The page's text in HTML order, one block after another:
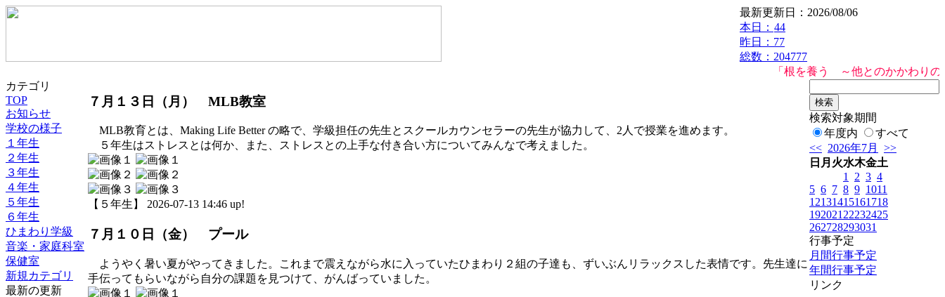
最新更新日：2026/08/06
本日： 44
昨日：77
総数：204777
「根を養う ～他とのかかわりの中で
カテゴリ
TOP
お知らせ
学校の様子
１年生
２年生
３年生
４年生
５年生
６年生
ひまわり学級
音楽・家庭科室
保健室
新規カテゴリ
最新の更新
７月１３日（月） MLB教室
MLB教育とは、Making Life Better の略で、学級担任の先生とスクールカウンセラーの先生が協力して、2人で授業を進めます。
５年生はストレスとは何か、また、ストレスとの上手な付き合い方についてみんなで考えました。
【５年生】 2026-07-13 14:46 up!
７月１０日（金） プール
ようやく暑い夏がやってきました。これまで震えながら水に入っていたひまわり２組の子達も、ずいぶんリラックスした表情です。先生達に
手伝ってもらいながら自分の課題を見つけて、がんばっていました。
検索対象期間
年度内
すべて
<< 2026年7月
>>
日 月 火水木金土
1
2 3 4
5 6 7 8 9 1011
12131415161718
192021 22232425
262728293031
行事予定
月間行事予定
年間行事予定
リンク